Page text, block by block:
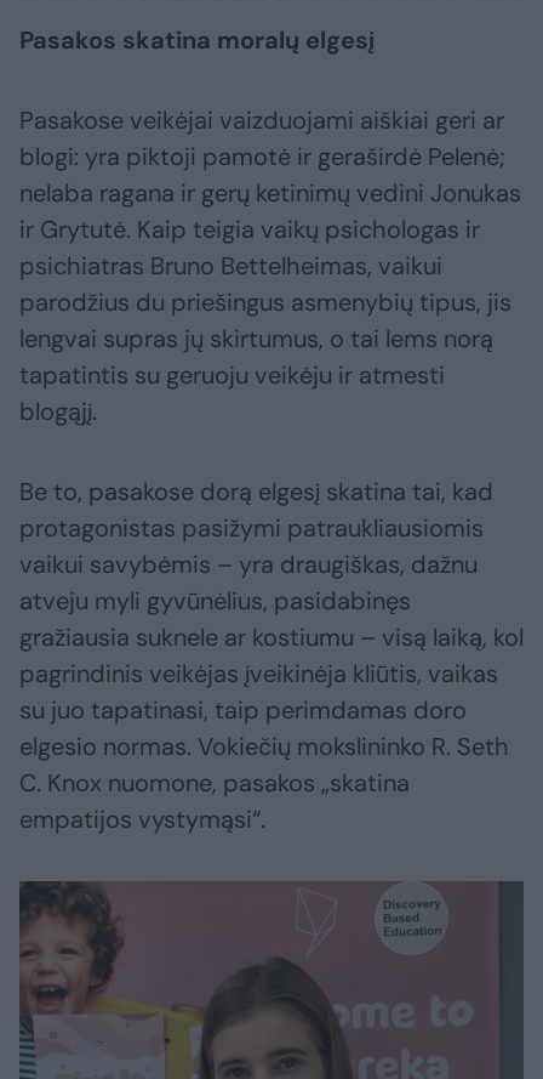
Pasakos skatina moralų elgesį
Pasakose veikėjai vaizduojami aiškiai geri ar
blogi: yra piktoji pamotė ir geraširdė Pelenė;
nelaba ragana ir gerų ketinimų vedini Jonukas
ir Grytutė. Kaip teigia vaikų psichologas ir
psichiatras Bruno Bettelheimas, vaikui
parodžius du priešingus asmenybių tipus, jis
lengvai supras jų skirtumus, o tai lems norą
tapatintis su geruoju veikėju ir atmesti
blogąjį.
Be to, pasakose dorą elgesį skatina tai, kad
protagonistas pasižymi patraukliausiomis
vaikui savybėmis – yra draugiškas, dažnu
atveju myli gyvūnėlius, pasidabinęs
gražiausia suknele ar kostiumu – visą laiką, kol
pagrindinis veikėjas įveikinėja kliūtis, vaikas
su juo tapatinasi, taip perimdamas doro
elgesio normas. Vokiečių mokslininko R. Seth
C. Knox nuomone, pasakos „skatina
empatijos vystymąsi“.